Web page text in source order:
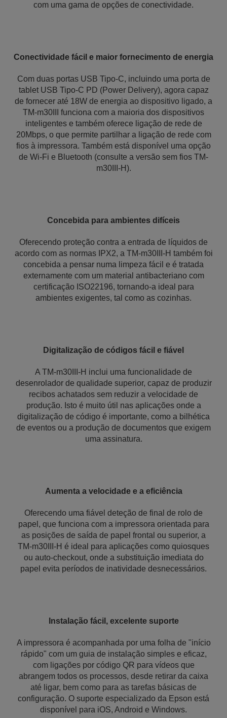
com uma gama de opções de conectividade.
Conectividade fácil e maior fornecimento de energia
Com duas portas USB Tipo-C, incluindo uma porta de
tablet USB Tipo-C PD (Power Delivery), agora capaz
de fornecer até 18W de energia ao dispositivo ligado, a
TM-m30III funciona com a maioria dos dispositivos
inteligentes e também oferece ligação de rede de
20Mbps, o que permite partilhar a ligação de rede com
fios à impressora. Também está disponível uma opção
de Wi-Fi e Bluetooth (consulte a versão sem fios TM-
m30III-H).
Concebida para ambientes difíceis
Oferecendo proteção contra a entrada de líquidos de
acordo com as normas IPX2, a TM-m30III-H também foi
concebida a pensar numa limpeza fácil e é tratada
externamente com um material antibacteriano com
certificação ISO22196, tornando-a ideal para
ambientes exigentes, tal como as cozinhas.
Digitalização de códigos fácil e fiável
A TM-m30III-H inclui uma funcionalidade de
desenrolador de qualidade superior, capaz de produzir
recibos achatados sem reduzir a velocidade de
produção. Isto é muito útil nas aplicações onde a
digitalização de código é importante, como a bilhética
de eventos ou a produção de documentos que exigem
uma assinatura.
Aumenta a velocidade e a eficiência
Oferecendo uma fiável deteção de final de rolo de
papel, que funciona com a impressora orientada para
as posições de saída de papel frontal ou superior, a
TM-m30III-H é ideal para aplicações como quiosques
ou auto-checkout, onde a substituição imediata do
papel evita períodos de inatividade desnecessários.
Instalação fácil, excelente suporte
A impressora é acompanhada por uma folha de "início
rápido" com um guia de instalação simples e eficaz,
com ligações por código QR para vídeos que
abrangem todos os processos, desde retirar da caixa
até ligar, bem como para as tarefas básicas de
configuração. O suporte especializado da Epson está
disponível para iOS, Android e Windows.